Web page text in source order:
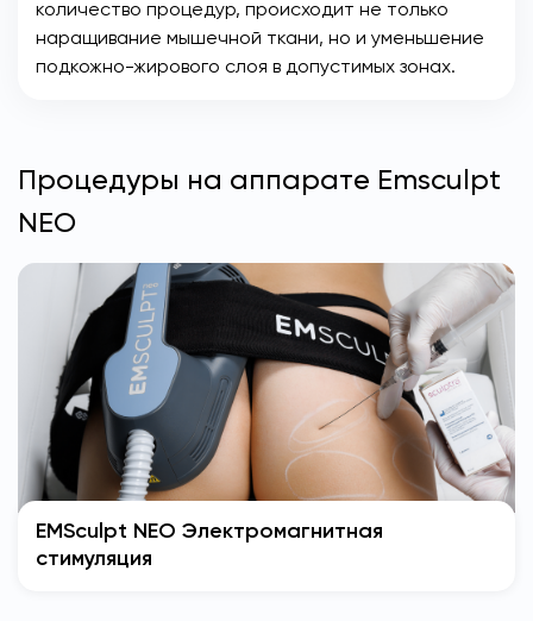
количество процедур, происходит не только
наращивание мышечной ткани, но и уменьшение
подкожно-жирового слоя в допустимых зонах.
Процедуры на аппарате Emsculpt
NEO
EMSculpt NEO Электромагнитная
стимуляция